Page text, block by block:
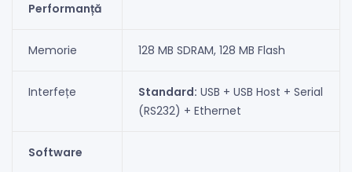
Performanță
Memorie 128 MB SDRAM, 128 MB Flash
Interfețe Standard: USB + USB Host + Serial
(RS232) + Ethernet
Software